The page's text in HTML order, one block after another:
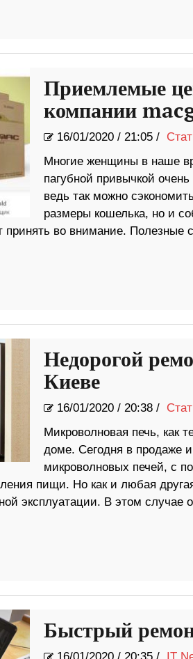
Приемлемые
компании
16/01/2020/ 21:05 /
Многие женщины в наше
пагубной привычкой
ведь так можно
размеры кошелька, но и
принять во внимание.
Недорогой
Киеве
16/01/2020/ 20:38 /
Микроволновая печь, как
доме. Сегодня в продаже
микроволновых печей, с
пищи. Но как и любая
эксплуатации. В этом
Быстрый